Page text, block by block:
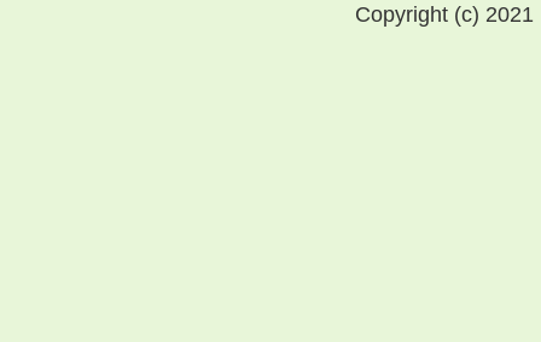
Copyright (c)